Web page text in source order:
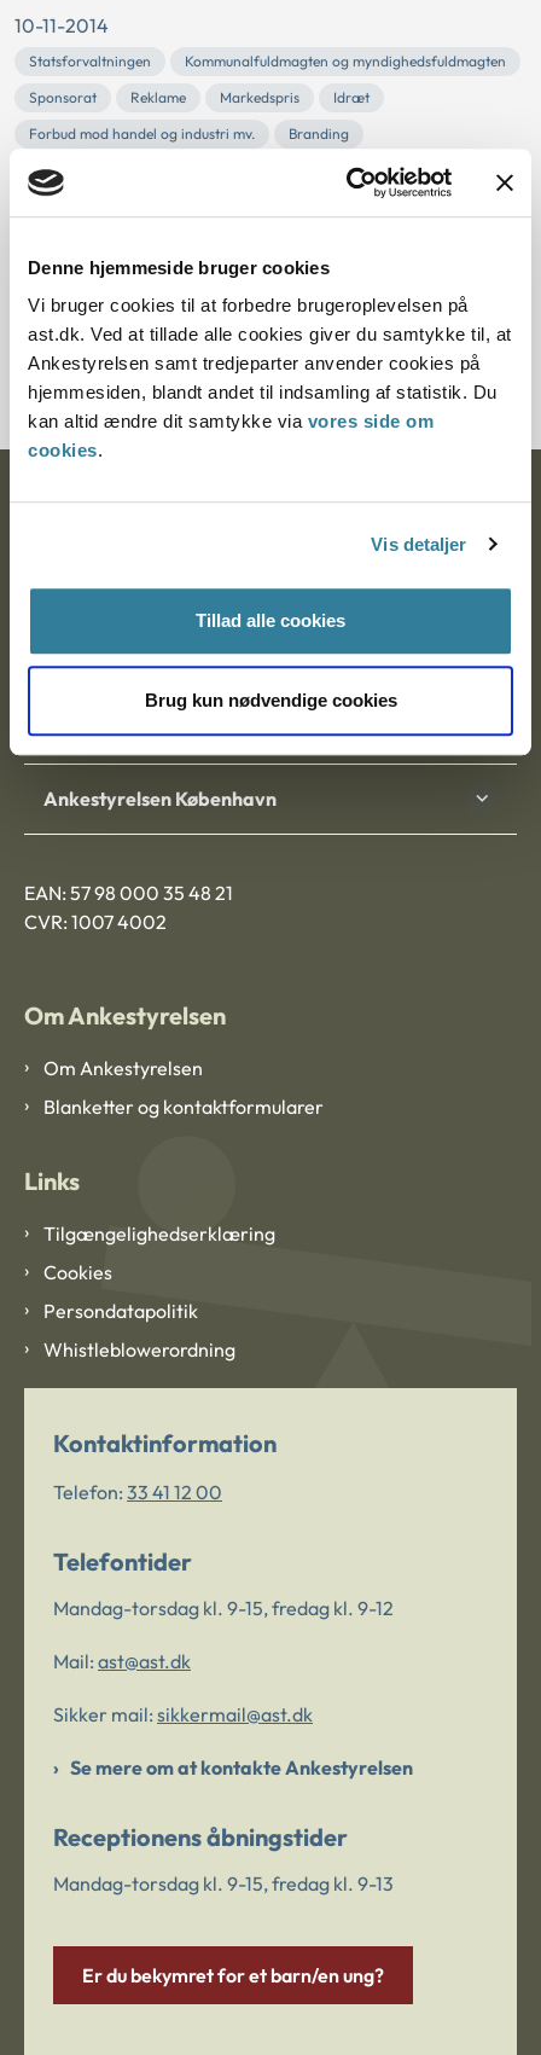
Denne hjemmeside bruger cookies
Vi bruger cookies til at forbedre brugeroplevelsen på
ast.dk. Ved at tillade alle cookies giver du samtykke til, at
Ankestyrelsen samt tredjeparter anvender cookies på
hjemmesiden, blandt andet til indsamling af statistik. Du
kan altid ændre dit samtykke via vores side om
cookies.
Vis detaljer
Tillad alle cookies
Brug kun nødvendige cookies
10-11-2014
Statsforvaltningen
Kommunalfuldmagten og myndighedsfuldmagten
Sponsorat
Reklame Markedspris
Idræt
Forbud mod handel og industri mv.
Branding
Byrådet i Viborg Kommune havde besluttet at købe
Statsforvaltningen fandt ikke tilstrækkeligt grundlag for at
udtale sig om, hvorvidt kommunen havde indgået ulovlige
aftaler med Viborg FF A/S.
Statsforvaltningen fandt derudover, at kommunen ud fra
det oplyste ikke havde gjort nok for a...
Ankestyrelsen
Ankestyrelsen Aalborg
Ankestyrelsen København
EAN: 57 98 000 35 48 21
CVR: 1007 4002
Om Ankestyrelsen
Om Ankestyrelsen
Blanketter og kontaktformularer
Links
Tilgængelighedserklæring
Cookies
Persondatapolitik
Whistleblowerordning
Kontaktinformation
Telefon: 33 41 12 00
Telefontider
Mandag-torsdag kl. 9-15, fredag kl. 9-12
Mail: ast@ast.dk
Sikker mail: sikkermail@ast.dk
Se mere om at kontakte Ankestyrelsen
Receptionens åbningstider
Mandag-torsdag kl. 9-15, fredag kl. 9-13
Er du bekymret for et barn/en ung?